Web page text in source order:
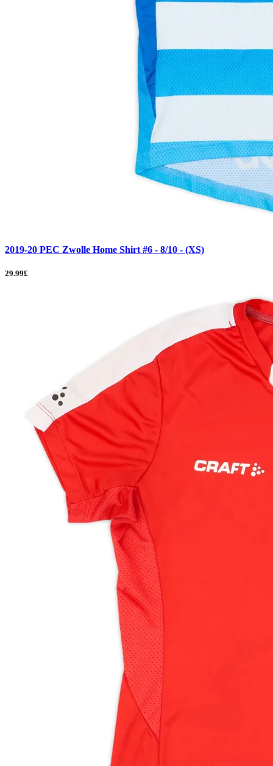
2019-20 PEC Zwolle Home Shirt #6 - 8/10 - (XS)
29.99£